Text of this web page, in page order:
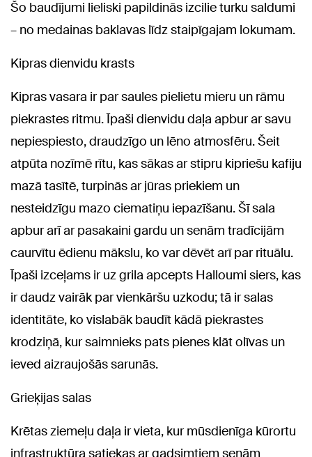
Šo baudījumi lieliski papildinās izcilie turku saldumi
– no medainas baklavas līdz staipīgajam lokumam.
Kipras dienvidu krasts
Kipras vasara ir par saules pielietu mieru un rāmu
piekrastes ritmu. Īpaši dienvidu daļa apbur ar savu
nepiespiesto, draudzīgo un lēno atmosfēru. Šeit
atpūta nozīmē rītu, kas sākas ar stipru kipriešu kafiju
mazā tasītē, turpinās ar jūras priekiem un
nesteidzīgu mazo ciematiņu iepazīšanu. Šī sala
apbur arī ar pasakaini gardu un senām tradīcijām
caurvītu ēdienu mākslu, ko var dēvēt arī par rituālu.
Īpaši izceļams ir uz grila apcepts Halloumi siers, kas
ir daudz vairāk par vienkāršu uzkodu; tā ir salas
identitāte, ko vislabāk baudīt kādā piekrastes
krodziņā, kur saimnieks pats pienes klāt olīvas un
ieved aizraujošās sarunās.
Grieķijas salas
Krētas ziemeļu daļa ir vieta, kur mūsdienīga kūrortu
infrastruktūra satiekas ar gadsimtiem senām